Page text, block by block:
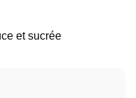
et sucrée